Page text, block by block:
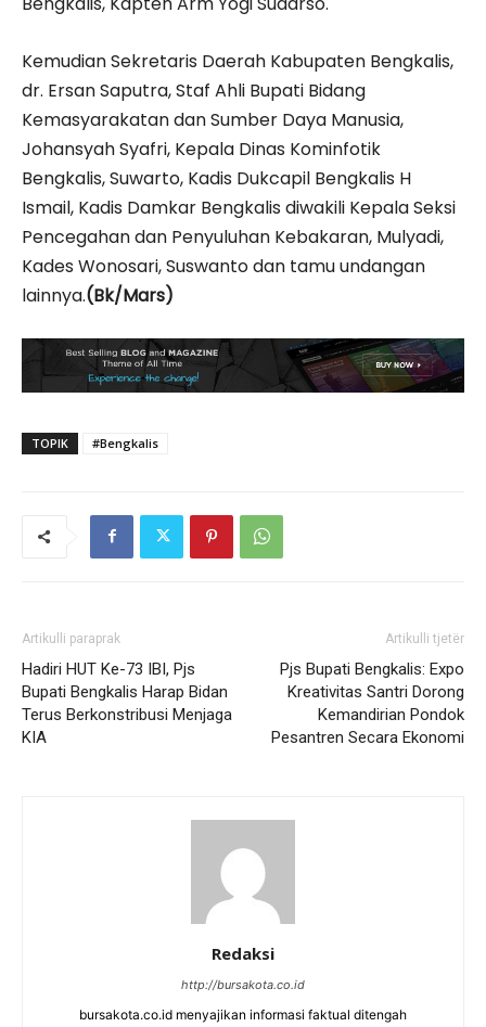
Kemudian Sekretaris Daerah Kabupaten Bengkalis,
dr. Ersan Saputra, Staf Ahli Bupati Bidang
Kemasyarakatan dan Sumber Daya Manusia,
Johansyah Syafri, Kepala Dinas Kominfotik
Bengkalis, Suwarto, Kadis Dukcapil Bengkalis H
Ismail, Kadis Damkar Bengkalis diwakili Kepala Seksi
Pencegahan dan Penyuluhan Kebakaran, Mulyadi,
Kades Wonosari, Suswanto dan tamu undangan
lainnya.(Bk/Mars)
TOPIK #Bengkalis
Artikulli paraprak
Hadiri HUT Ke-73 IBI, Pjs
Bupati Bengkalis Harap Bidan
Terus Berkonstribusi Menjaga
KIA
Artikulli tjetër
Pjs Bupati Bengkalis: Expo
Kreativitas Santri Dorong
Kemandirian Pondok
Pesantren Secara Ekonomi
Redaksi
http://bursakota.co.id
bursakota.co.id menyajikan informasi faktual ditengah